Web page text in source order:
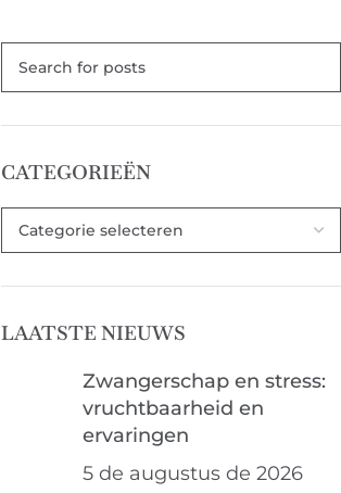
CATEGORIEËN
LAATSTE NIEUWS
Zwangerschap en stress:
vruchtbaarheid en
ervaringen
5 de augustus de 2026